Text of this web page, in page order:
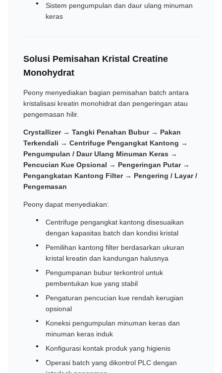
Sistem pengumpulan dan daur ulang minuman
keras
Solusi Pemisahan Kristal Creatine
Monohydrat
Peony menyediakan bagian pemisahan batch antara
kristalisasi kreatin monohidrat dan pengeringan atau
pengemasan hilir.
Crystallizer → Tangki Penahan Bubur → Pakan
Terkendali → Centrifuge Pengangkat Kantong →
Pengumpulan / Daur Ulang Minuman Keras →
Pencucian Kue Opsional → Pengeringan Putar →
Pengangkatan Kantong Filter → Pengering / Layar /
Pengemasan
Peony dapat menyediakan:
Centrifuge pengangkat kantong disesuaikan
dengan kapasitas batch dan kondisi kristal
Pemilihan kantong filter berdasarkan ukuran
kristal kreatin dan kandungan halusnya
Pengumpanan bubur terkontrol untuk
pembentukan kue yang stabil
Pengaturan pencucian kue rendah kerugian
opsional
Koneksi pengumpulan minuman keras dan
minuman keras induk
Konfigurasi kontak produk yang higienis
Operasi batch yang dikontrol PLC dengan